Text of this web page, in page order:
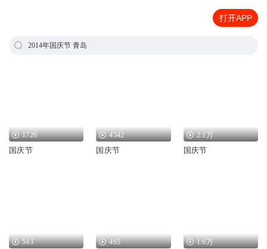
打开APP
2014年国庆节 青岛
1726
国庆节
4542
国庆节
2.1万
国庆节
543 465 1.6万